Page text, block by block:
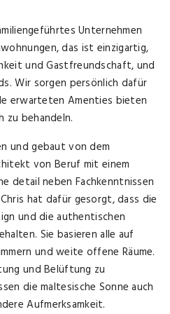
Unternehmen
das ist einzigartig,
und Gastfreundschaft, und
Wir sorgen persönlich dafür
erwarteten Amenties bieten
zu behandeln.
und gebaut von dem
von Beruf mit einem
detail neben Fachkenntnissen
hat dafür gesorgt, dass die
und die authentischen
Sie basieren alle auf
und weite offene Räume.
und Belüftung zu
die maltesische Sonne auch
Aufmerksamkeit.